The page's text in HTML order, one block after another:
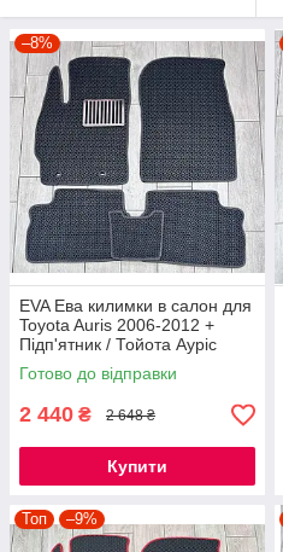
–8%
EVA Ева килимки в салон для
Toyota Auris 2006-2012 +
Підп'ятник / Тойота Ауріс
килимки
Готово до відправки
2 440 ₴ 2 648 ₴
Купити
Топ –9%